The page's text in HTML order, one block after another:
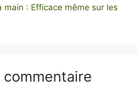
main : Efficace même sur les
commentaire